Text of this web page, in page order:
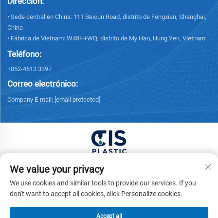
• Sede central en China: 111 Beicun Road, distrito de Fengxian, Shanghai,
China
• Fábrica de Vietnam: W48H+WQ, distrito de My Hao, Hung Yen, Vietnam
Teléfono:
+852-4613 3397
Correo electrónico:
Company E-mail: [email protected]
Copyright © 2025 China XUONG HOANG TRADING
COMPANY LIMITED Todos los derechos reservados. -
Política de privacidad
We value your privacy
We use cookies and similar tools to provide our services. If you
don't want to accept all cookies, click Personalize cookies.
Accept all